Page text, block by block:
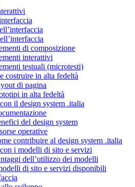
di composizione
interattivi
testuali (microtesti)
costruire in alta fedeltà
di pagina
in alta fedeltà
il design system .italia
del design system
operative
contribuire al design system .italia
i modelli di sito e servizi
dell’utilizzo dei modelli
di sito e servizi disponibili